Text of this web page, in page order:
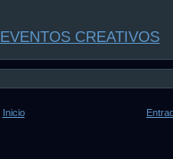
EVENTOS CREATIVOS
Inicio